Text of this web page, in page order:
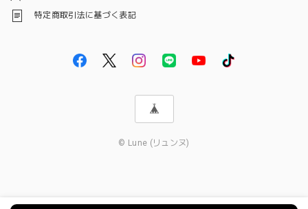
特定商取引法に基づく表記
© Lune (リュンヌ)